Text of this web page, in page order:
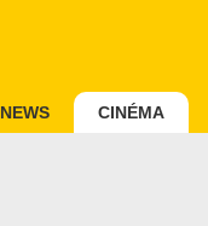
NEWS CINÉMA